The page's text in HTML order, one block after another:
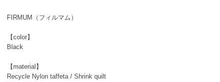
FIRMUM（フィルマム）
【color】
Black
【material】
Recycle Nylon taffeta / Shrink quilt